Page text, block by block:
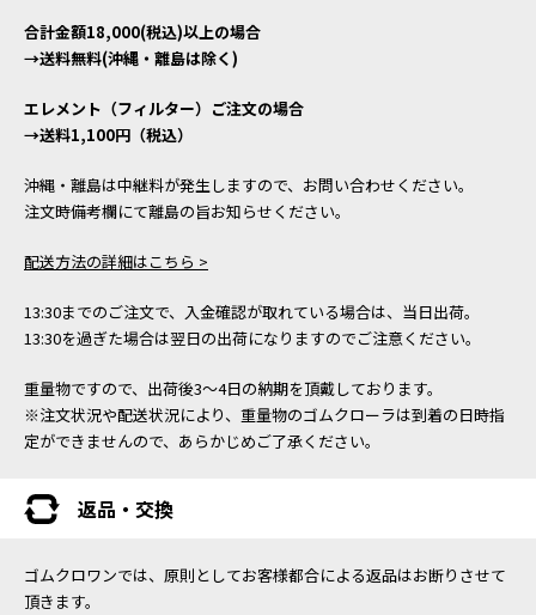
合計金額18,000(税込)以上の場合
→送料無料(沖縄・離島は除く)
エレメント（フィルター）ご注文の場合
→送料1,100円（税込）
沖縄・離島は中継料が発生しますので、お問い合わせください。
注文時備考欄にて離島の旨お知らせください。
配送方法の詳細はこちら >
13:30までのご注文で、入金確認が取れている場合は、当日出荷。
13:30を過ぎた場合は翌日の出荷になりますのでご注意ください。
重量物ですので、出荷後3～4日の納期を頂戴しております。
※注文状況や配送状況により、重量物のゴムクローラは到着の日時指
定ができませんので、あらかじめご了承ください。
返品・交換
ゴムクロワンでは、原則としてお客様都合による返品はお断りさせて
頂きます。